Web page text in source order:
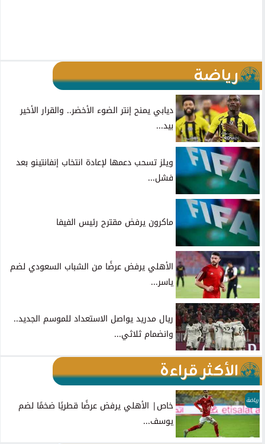
رياضة
ديابي يمنح إنتر الضوء الأخضر.. والقرار الأخير
بيد...
ويلز تسحب دعمها لإعادة انتخاب إنفانتينو بعد
فشل...
ماكرون يرفض مقترح رئيس الفيفا
الأهلي يرفض عرضًا من الشباب السعودي لضم
ياسر...
ريال مدريد يواصل الاستعداد للموسم الجديد..
وانضمام ثلاثي...
الأكثر قراءة
رياضة
خاص| الأهلي يرفض عرضًا قطريًا ضخمًا لضم
يوسف...